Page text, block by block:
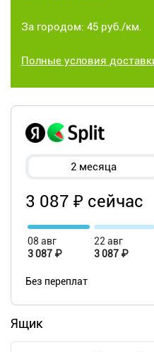
За городом: 45 руб./км.
Полные условия
2 месяца
3 087 ₽ сейчас
08 авг
3 087 ₽
22 авг
3 087 ₽
Без переплат
Ящик